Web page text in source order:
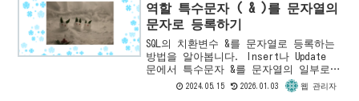
역할 특수문자 ( & )를 문자열의
문자로 등록하기
SQL의 치환변수 &를 문자열로 등록하는
방법을 알아봅니다. Insert나 Update
문에서 특수문자 &를 문자열의 일부로
처리하는 방법과 SET DEFINE 명령을 사
용하여 치환변수를 설정하는 방법을 소
2024.05.15 2026.01.03 웹 관리자